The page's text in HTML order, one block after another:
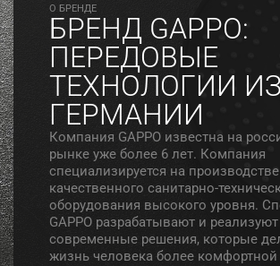
O БРЕНДЕ
БРЕНД GAPPO:
ПЕРЕДОВЫЕ
ТЕХНОЛОГИИ ИЗ
ГЕРМАНИИ
Компания GAPPO известна на
рынке уже более 6 лет. Компания
специализируется на производстве
качественного санитарно-
оборудования высокого уровня.
GAPPO разрабатывают и реализуют
современные решения, которые
жизнь человека более